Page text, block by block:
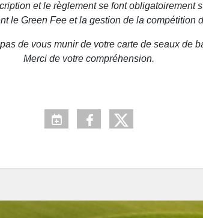
et le règlement se font obligatoirement
le Green Fee et la gestion de la compétition
de vous munir de votre carte de seaux de
Merci de votre compréhension.